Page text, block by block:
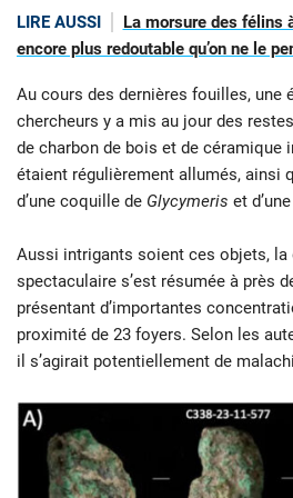
LIRE AUSSI
La morsure des félins
encore plus redoutable qu’on ne le
Au cours des dernières fouilles, une
chercheurs y a mis au jour des
de charbon de bois et de céramique
étaient régulièrement allumés, ainsi
d’une coquille de Glycymeris et
Aussi intrigants soient ces objets, la
spectaculaire s’est résumée à près
présentant d’importantes
proximité de 23 foyers. Selon les
il s’agirait potentiellement de